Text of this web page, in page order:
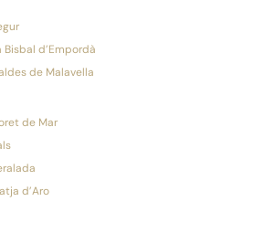
d’Empordà
de Malavella
de Mar
d’Aro